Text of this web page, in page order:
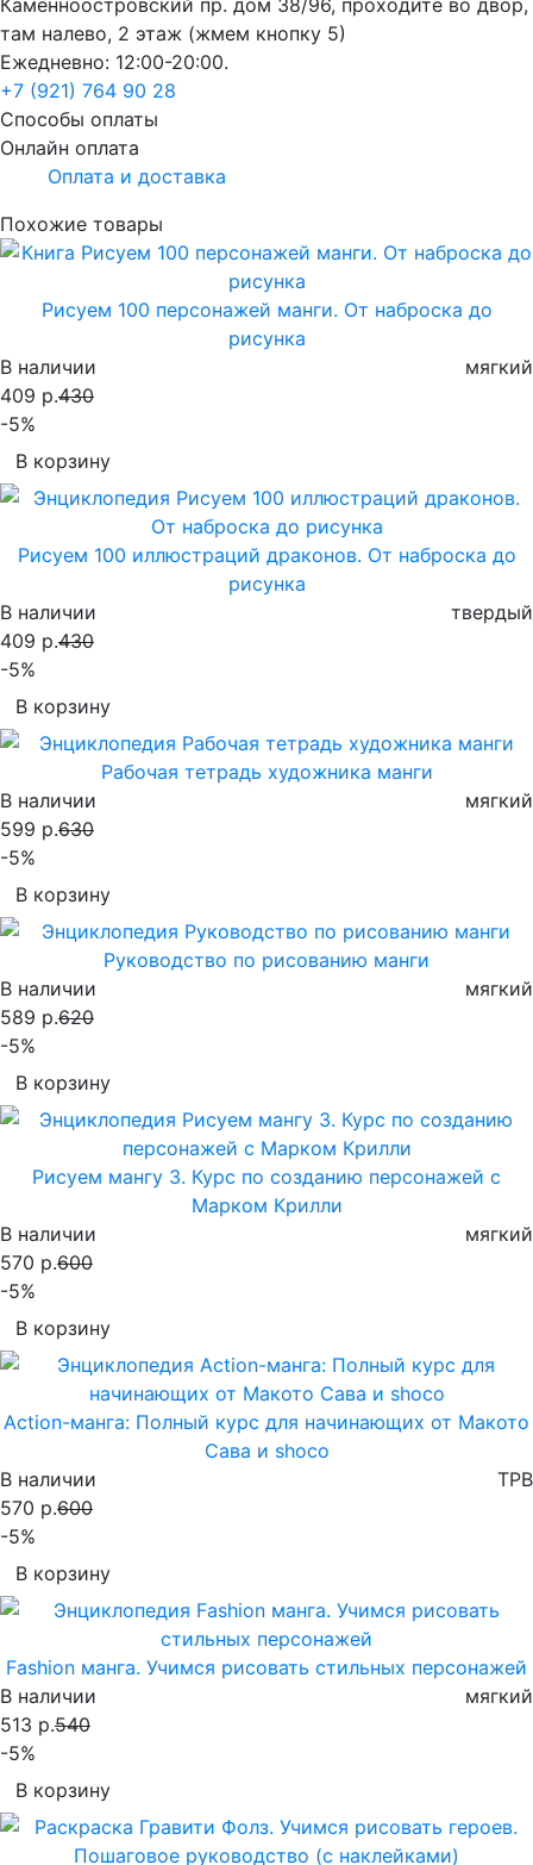
там налево, 2 этаж (жмем кнопку 5)
Ежедневно: 12:00-20:00.
+7 (921) 764 90 28
Способы оплаты
Онлайн оплата
Оплата и доставка
Похожие товары
Рисуем 100 персонажей манги. От наброска до
рисунка
В наличии
мягкий
409 р.430
-5%
В корзину
Рисуем 100 иллюстраций драконов. От наброска до
рисунка
В наличии
твердый
409 р.430
-5%
В корзину
Рабочая тетрадь художника манги
В наличии
мягкий
599 р.630
-5%
В корзину
Руководство по рисованию манги
В наличии
мягкий
589 р.620
-5%
В корзину
Рисуем мангу 3. Курс по созданию персонажей с
Марком Крилли
В наличии
мягкий
570 р.600
-5%
В корзину
Action-манга: Полный курс для начинающих от Макото
Сава и shoco
В наличии
TPB
570 р.600
-5%
В корзину
Fashion манга. Учимся рисовать стильных персонажей
В наличии
мягкий
513 р.540
-5%
В корзину